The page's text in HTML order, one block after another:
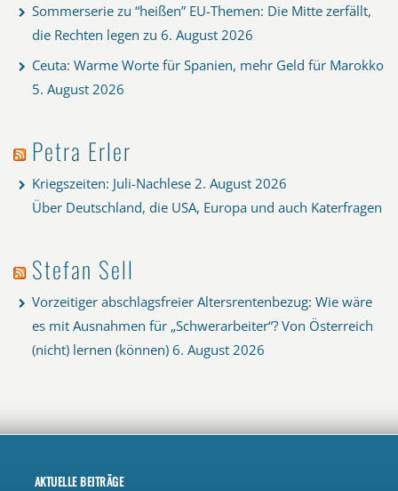
Sommerserie zu “heißen” EU-Themen: Die Mitte zerfällt,
die Rechten legen zu 6. August 2026
Ceuta: Warme Worte für Spanien, mehr Geld für Marokko
5. August 2026
Petra Erler
Kriegszeiten: Juli-Nachlese 2. August 2026
Über Deutschland, die USA, Europa und auch Katerfragen
Stefan Sell
Vorzeitiger abschlagsfreier Altersrentenbezug: Wie wäre
es mit Ausnahmen für „Schwerarbeiter“? Von Österreich
(nicht) lernen (können) 6. August 2026
AKTUELLE BEITRÄGE